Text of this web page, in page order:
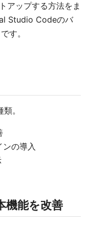
アップする方法をま
Studio Codeのバ
です。
。
ンの導入
機能を改善